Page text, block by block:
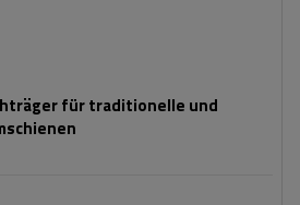
für traditionelle und